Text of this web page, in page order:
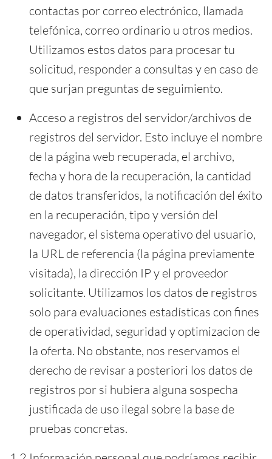
contactas por correo electrónico, llamada
telefónica, correo ordinario u otros medios.
Utilizamos estos datos para procesar tu
solicitud, responder a consultas y en caso de
que surjan preguntas de seguimiento.
Acceso a registros del servidor/archivos de
registros del servidor. Esto incluye el nombre
de la página web recuperada, el archivo,
fecha y hora de la recuperación, la cantidad
de datos transferidos, la notificación del éxito
en la recuperación, tipo y versión del
navegador, el sistema operativo del usuario,
la URL de referencia (la página previamente
visitada), la dirección IP y el proveedor
solicitante. Utilizamos los datos de registros
solo para evaluaciones estadísticas con fines
de operatividad, seguridad y optimizacion de
la oferta. No obstante, nos reservamos el
derecho de revisar a posteriori los datos de
registros por si hubiera alguna sospecha
justificada de uso ilegal sobre la base de
pruebas concretas.